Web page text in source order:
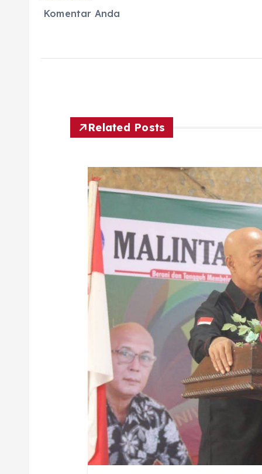
Komentar Anda
Related Posts